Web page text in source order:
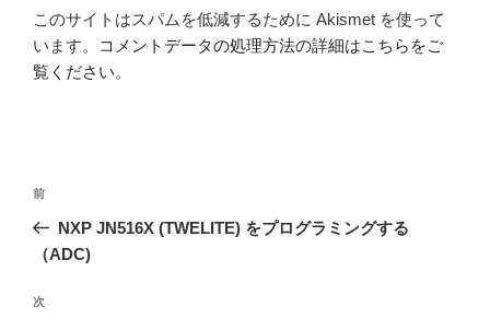
このサイトはスパムを低減するために Akismet を使って
います。
コメントデータの処理方法の詳細はこちらをご
覧ください。
投
ナ
ゲ
前
の
投
前
NXP JN516X (TWELITE) をプログラミングする
（ADC)
次
次